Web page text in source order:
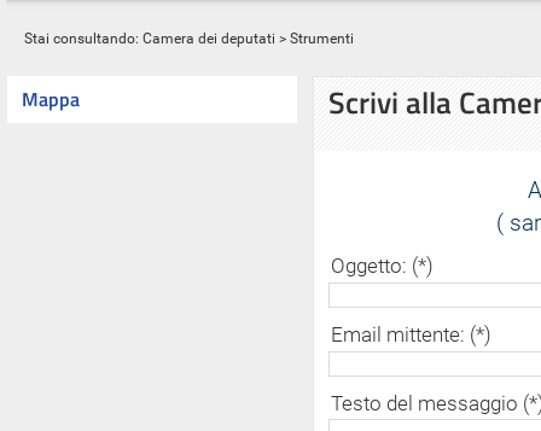
Stai consultando: Camera dei deputati > Strumenti
Mappa Scrivi alla
(
Oggetto: (*)
Email mittente: (*)
Testo del messaggio